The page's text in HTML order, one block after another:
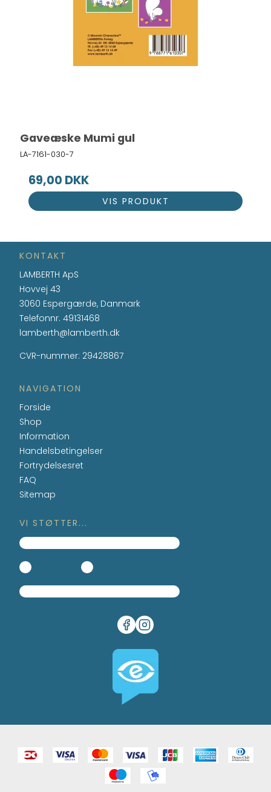
Gaveæske Mumi gul
LA-7161-030-7
69,00 DKK
VIS PRODUKT
KONTAKT
LAMBERTH ApS
Hovvej 43
3060 Espergærde, Danmark
Telefonnr.49131468
lamberth@lamberth.dk
CVR-nummer: 29428867
NAVIGATION
Forside
Shop
Information
Handelsbetingelser
Fortrydelsesret
FAQ
Sitemap
VI STØTTER...